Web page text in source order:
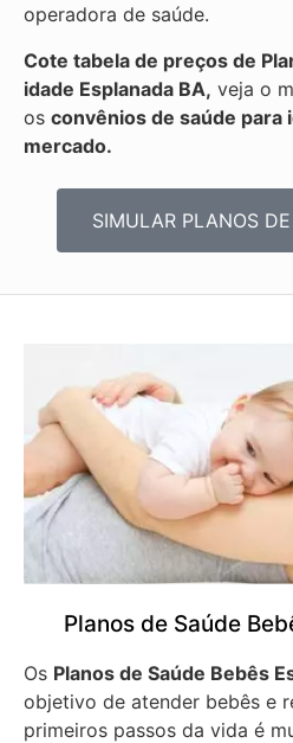
operadora de saúde.
Cote tabela de preços de
idade Esplanada BA, veja o
os convênios de saúde para
mercado.
SIMULAR PLANOS
Planos de Saúde
Os Planos de Saúde Bebês
objetivo de atender bebês e
primeiros passos da vida é